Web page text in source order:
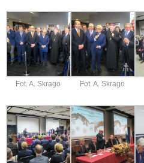
Fot. A. Skrago Fot. A. Skrago